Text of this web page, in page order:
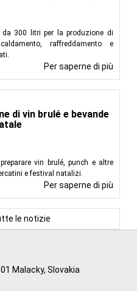
300 litri per la produzione di
raffreddamento e
Per saperne di più
di vin brulé e bevande
vin brulé, punch e altre
e festival natalizi.
Per saperne di più
le notizie
Malacky, Slovakia